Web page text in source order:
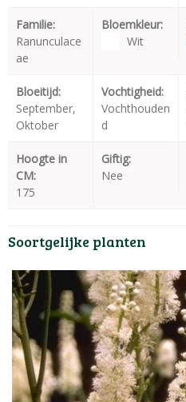
Familie:
Ranunculace
ae
Bloemkleur:
Wit
Bloeitijd:
September,
Oktober
Vochtigheid:
Vochthouden
d
Hoogte in
CM:
175
Giftig:
Nee
Soortgelijke planten